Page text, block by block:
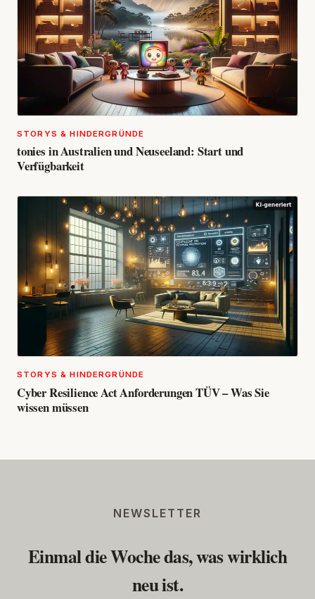
STORYS & HINDERGRÜNDE
tonies in Australien und Neuseeland: Start und
Verfügbarkeit
STORYS & HINDERGRÜNDE
Cyber Resilience Act Anforderungen TÜV – Was Sie
wissen müssen
NEWSLETTER
Einmal die Woche das, was wirklich
neu ist.